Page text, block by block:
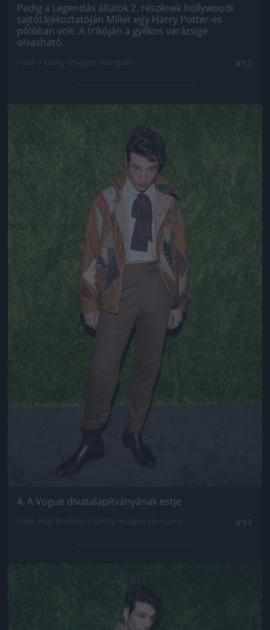
Pedig a Legendás állatok 2. részének hollywoodi
sajtótájékoztatóján Miller egy Harry Potter-es
pólóban volt. A trikóján a gyilkos varázsige
olvasható.
Jön még kép!
4. A Vogue divatalapítványának estje
Jön még kép!